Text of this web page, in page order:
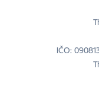
IČO: